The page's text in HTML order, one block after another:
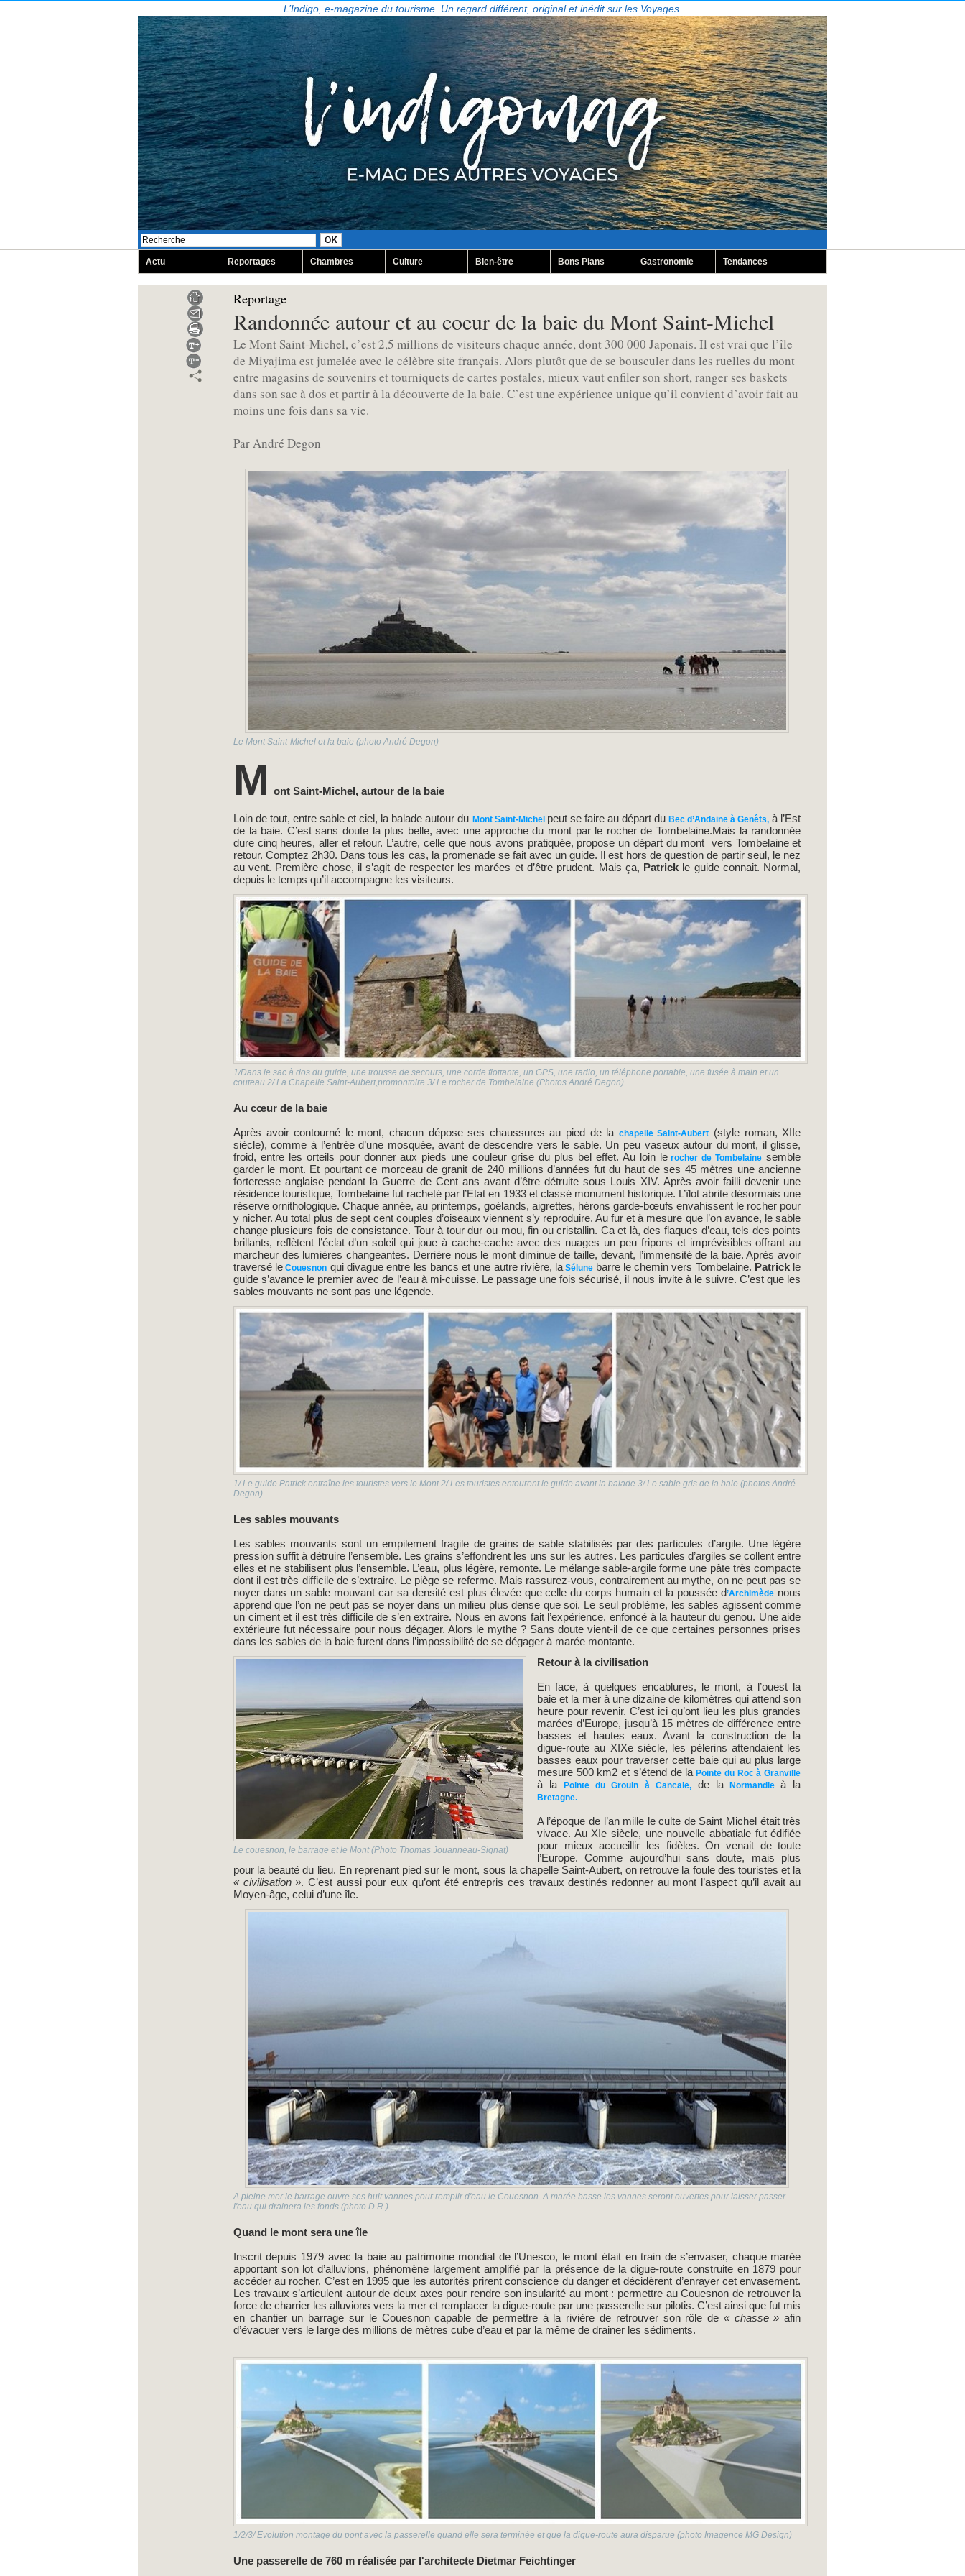
L’Indigo, e-magazine du tourisme. Un regard différent, original et inédit sur les Voyages.
Actu Reportages Chambres Culture Bien-être Bons Plans Gastronomie Tendances
Reportage
Randonnée autour et au coeur de la baie du Mont Saint-Michel
Le Mont Saint-Michel, c’est 2,5 millions de visiteurs chaque année, dont 300 000 Japonais. Il est vrai que l’île
de Miyajima est jumelée avec le célèbre site français. Alors plutôt que de se bousculer dans les ruelles du mont
entre magasins de souvenirs et tourniquets de cartes postales, mieux vaut enfiler son short, ranger ses baskets
dans son sac à dos et partir à la découverte de la baie. C’est une expérience unique qu’il convient d’avoir fait au
moins une fois dans sa vie.
Par André Degon
Le Mont Saint-Michel et la baie (photo André Degon)
M ont Saint-Michel, autour de la baie
Loin de tout, entre sable et ciel, la balade autour du Mont Saint-Michel peut se faire au départ du Bec d’Andaine à Genêts, à l’Est
de la baie. C’est sans doute la plus belle, avec une approche du mont par le rocher de Tombelaine.Mais la randonnée
dure cinq heures, aller et retour. L’autre, celle que nous avons pratiquée, propose un départ du mont vers Tombelaine et
retour. Comptez 2h30. Dans tous les cas, la promenade se fait avec un guide. Il est hors de question de partir seul, le nez
au vent. Première chose, il s’agit de respecter les marées et d’être prudent. Mais ça, Patrick le guide connait. Normal,
depuis le temps qu’il accompagne les visiteurs.
1/Dans le sac à dos du guide, une trousse de secours, une corde flottante, un GPS, une radio, un téléphone portable, une fusée à main et un
couteau 2/ La Chapelle Saint-Aubert,promontoire 3/ Le rocher de Tombelaine (Photos André Degon)
Au cœur de la baie
Après avoir contourné le mont, chacun dépose ses chaussures au pied de la chapelle Saint-Aubert (style roman, XIIe
siècle), comme à l’entrée d’une mosquée, avant de descendre vers le sable. Un peu vaseux autour du mont, il glisse,
froid, entre les orteils pour donner aux pieds une couleur grise du plus bel effet. Au loin lerocher de Tombelaine semble
garder le mont. Et pourtant ce morceau de granit de 240 millions d’années fut du haut de ses 45 mètres une ancienne
forteresse anglaise pendant la Guerre de Cent ans avant d’être détruite sous Louis XIV. Après avoir failli devenir une
résidence touristique, Tombelaine fut racheté par l’Etat en 1933 et classé monument historique. L’îlot abrite désormais une
réserve ornithologique. Chaque année, au printemps, goélands, aigrettes, hérons garde-bœufs envahissent le rocher pour
y nicher. Au total plus de sept cent couples d’oiseaux viennent s’y reproduire. Au fur et à mesure que l’on avance, le sable
change plusieurs fois de consistance. Tour à tour dur ou mou, fin ou cristallin. Ca et là, des flaques d’eau, tels des points
brillants, reflètent l’éclat d’un soleil qui joue à cache-cache avec des nuages un peu fripons et imprévisibles offrant au
marcheur des lumières changeantes. Derrière nous le mont diminue de taille, devant, l’immensité de la baie. Après avoir
traversé le Couesnon qui divague entre les bancs et une autre rivière, la Sélune barre le chemin vers Tombelaine. Patrick le
guide s’avance le premier avec de l’eau à mi-cuisse. Le passage une fois sécurisé, il nous invite à le suivre. C’est que les
sables mouvants ne sont pas une légende.
1/ Le guide Patrick entraîne les touristes vers le Mont 2/ Les touristes entourent le guide avant la balade 3/ Le sable gris de la baie (photos André
Degon)
Les sables mouvants
Les sables mouvants sont un empilement fragile de grains de sable stabilisés par des particules d’argile. Une légère
pression suffit à détruire l’ensemble. Les grains s’effondrent les uns sur les autres. Les particules d’argiles se collent entre
elles et ne stabilisent plus l’ensemble. L’eau, plus légère, remonte. Le mélange sable-argile forme une pâte très compacte
dont il est très difficile de s’extraire. Le piège se referme. Mais rassurez-vous, contrairement au mythe, on ne peut pas se
noyer dans un sable mouvant car sa densité est plus élevée que celle du corps humain et la poussée d’Archimède nous
apprend que l’on ne peut pas se noyer dans un milieu plus dense que soi. Le seul problème, les sables agissent comme
un ciment et il est très difficile de s’en extraire. Nous en avons fait l’expérience, enfoncé à la hauteur du genou. Une aide
extérieure fut nécessaire pour nous dégager. Alors le mythe ? Sans doute vient-il de ce que certaines personnes prises
dans les sables de la baie furent dans l’impossibilité de se dégager à marée montante.
Le couesnon, le barrage et le Mont (Photo Thomas Jouanneau-Signat)
Retour à la civilisation
En face, à quelques encablures, le mont, à l’ouest la
baie et la mer à une dizaine de kilomètres qui attend son
heure pour revenir. C’est ici qu’ont lieu les plus grandes
marées d’Europe, jusqu’à 15 mètres de différence entre
basses et hautes eaux. Avant la construction de la
digue-route au XIXe siècle, les pèlerins attendaient les
basses eaux pour traverser cette baie qui au plus large
mesure 500 km2 et s’étend de laPointe du Roc à Granville
à laPointe du Grouin à Cancale,de laNormandieà la
Bretagne.
A l’époque de l’an mille le culte de Saint Michel était très
vivace. Au XIe siècle, une nouvelle abbatiale fut édifiée
pour mieux accueillir les fidèles. On venait de toute
l’Europe. Comme aujourd’hui sans doute, mais plus
pour la beauté du lieu. En reprenant pied sur le mont, sous la chapelle Saint-Aubert, on retrouve la foule des touristes et la
« civilisation ». C’est aussi pour eux qu’ont été entrepris ces travaux destinés redonner au mont l’aspect qu’il avait au
Moyen-âge, celui d’une île.
A pleine mer le barrage ouvre ses huit vannes pour remplir d'eau le Couesnon. A marée basse les vannes seront ouvertes pour laisser passer
l'eau qui drainera les fonds (photo D.R.)
Quand le mont sera une île
Inscrit depuis 1979 avec la baie au patrimoine mondial de l’Unesco, le mont était en train de s’envaser, chaque marée
apportant son lot d’alluvions, phénomène largement amplifié par la présence de la digue-route construite en 1879 pour
accéder au rocher. C’est en 1995 que les autorités prirent conscience du danger et décidèrent d’enrayer cet envasement.
Les travaux s’articulent autour de deux axes pour rendre son insularité au mont : permettre au Couesnon de retrouver la
force de charrier les alluvions vers la mer et remplacer la digue-route par une passerelle sur pilotis. C’est ainsi que fut mis
en chantier un barrage sur le Couesnon capable de permettre à la rivière de retrouver son rôle de « chasse » afin
d’évacuer vers le large des millions de mètres cube d’eau et par la même de drainer les sédiments.
1/2/3/ Evolution montage du pont avec la passerelle quand elle sera terminée et que la digue-route aura disparue (photo Imagence MG Design)
Une passerelle de 760 m réalisée par l'architecte Dietmar Feichtinger